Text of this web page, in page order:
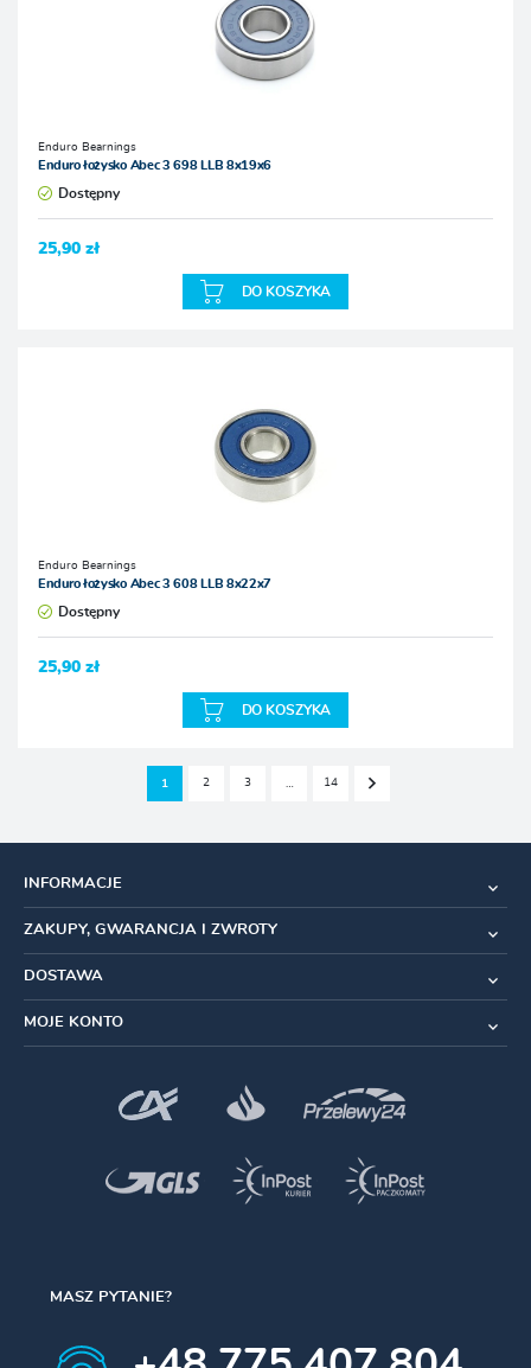
Enduro Bearnings
Enduro łożysko Abec 3 698 LLB 8x19x6
Dostępny
25,90 zł
DO KOSZYKA
Enduro Bearnings
Enduro łożysko Abec 3 608 LLB 8x22x7
Dostępny
25,90 zł
DO KOSZYKA
1 2 3 14
INFORMACJE
ZAKUPY, GWARANCJA I ZWROTY
DOSTAWA
MOJE KONTO
MASZ PYTANIE?